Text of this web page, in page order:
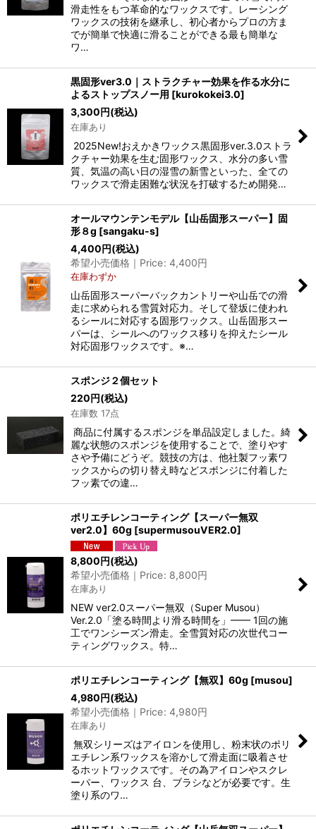
滑走性をもつ革命的なワックスです。レーシング
ワックスの技術を継承し、初心者からプロの方ま
でが簡単で快適に滑ることができる最も簡単な
ワ…
黒固形ver3.0｜ストラクチャー効果を作る水分に
よるストップスノー用 [kurokokei3.0]
3,300円(税込)
在庫あり
2025New!おえかきワックス黒固形ver.3.0ストラ
クチャー効果を生む固形ワックス、水分の多い雪
質、気温の高い日の湿雪の新雪といった、全ての
ワックスで滑走困難な状況を打破するため開発…
オールマウンテンモデル【山岳固形スーパー】固
形８g [sangaku-s]
4,400円(税込)
希望小売価格｜Price: 4,400円
在庫わずか
山岳固形スーパーバックカントリーや山岳での滑
走に求められる雪質対応力。そして登坂に使われ
るシールに対応する固形ワックス。山岳固形スー
パーは、シールへのワックス移りを抑えたシール
対応固形ワックスです。※…
スポンジ２個セット
220円(税込)
在庫数 17点
商品に付属するスポンジを単品設定しました。綺
麗な状態のスポンジを使用することで、塗りやす
さや予備にどうぞ。競技の方は、他社製フッ素ワ
ックスからの切り替え時などスポンジに付着した
フッ素での違…
ポリエチレンコーティング【スーパー無双
ver2.0】60g [supermusouVER2.0]
8,800円(税込)
希望小売価格｜Price: 8,800円
在庫あり
NEW ver2.0スーパー無双（Super Musou）
Ver.2.0「塗る時間より滑る時間を」—— 1回の施
工でワンシーズン滑走。全雪質対応の次世代コー
ティングワックス。特…
ポリエチレンコーティング【無双】60g [musou]
4,980円(税込)
希望小売価格｜Price: 4,980円
在庫あり
無双シリーズはアイロンを使用し、粉末状のポリ
エチレン系ワックスを溶かして滑走面に吸着させ
るホットワックスです。その為アイロンやスクレ
ーパー、ワックス 台、ブラシなどが必要です。生
塗り系のワ…